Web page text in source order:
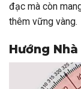
đạc mà còn
thêm vững vàng.
Hướng